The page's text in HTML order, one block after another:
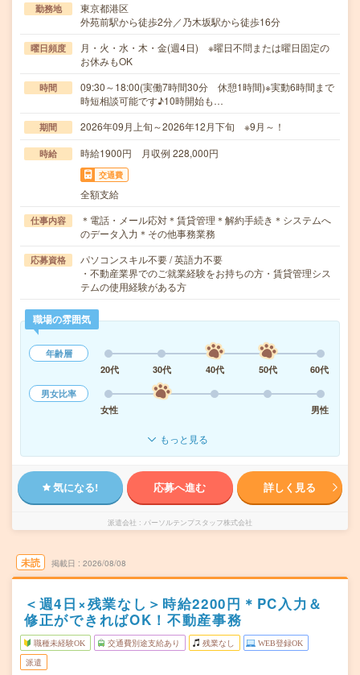
勤務地
東京都港区
外苑前駅から徒歩2分／乃木坂駅から徒歩16分
曜日頻度
月・火・水・木・金(週4日) ※曜日不問または曜日固定の
お休みもOK
時間
09:30～18:00(実働7時間30分 休憩1時間)※実動6時間まで
時短相談可能です♪10時開始も…
期間 2026年09月上旬～2026年12月下旬 ※9月～！
時給 時給1900円 月収例 228,000円
交通費
全額支給
仕事内容
＊電話・メール応対＊賃貸管理＊解約手続き＊システムへ
のデータ入力＊その他事務業務
応募資格
パソコンスキル不要 / 英語力不要
・不動産業界でのご就業経験をお持ちの方・賃貸管理シス
テムの使用経験がある方
職場の雰囲気
年齢層
20代
30代 40代 50代
60代
男女比率
女性
男性
もっと見る
気になる! 応募へ進む 詳しく見る
派遣会社 パーソルテンプスタッフ株式会社
未読 掲載日 2026/08/08
＜週4日×残業なし＞時給2200円＊PC入力＆
修正ができればOK！不動産事務
職種未経験OK 交通費別途支給あり 残業なし WEB登録OK
派遣